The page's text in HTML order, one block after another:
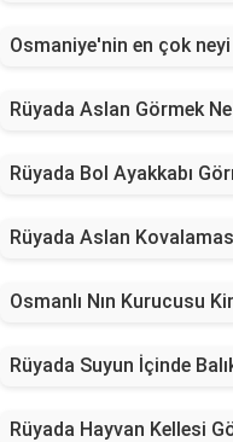
Osmaniye'nin en çok
Rüyada Aslan Görmek
Rüyada Bol Ayakkabı
Rüyada Aslan
Osmanlı Nın Kurucusu
Rüyada Suyun İçinde
Rüyada Hayvan Kellesi